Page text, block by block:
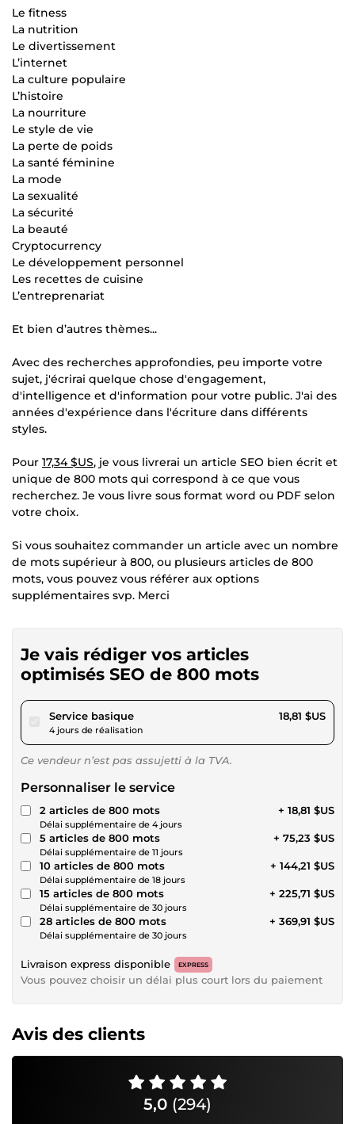
Le fitness
La nutrition
Le divertissement
L’internet
La culture populaire
L’histoire
La nourriture
Le style de vie
La perte de poids
La santé féminine
La mode
La sexualité
La sécurité
La beauté
Cryptocurrency
Le développement personnel
Les recettes de cuisine
L’entreprenariat
Et bien d’autres thèmes...
Avec des recherches approfondies, peu importe votre
sujet, j'écrirai quelque chose d'engagement,
d'intelligence et d'information pour votre public. J'ai des
années d'expérience dans l'écriture dans différents
styles.
Pour 17,34 $US, je vous livrerai un article SEO bien écrit et
unique de 800 mots qui correspond à ce que vous
recherchez. Je vous livre sous format word ou PDF selon
votre choix.
Si vous souhaitez commander un article avec un nombre
de mots supérieur à 800, ou plusieurs articles de 800
mots, vous pouvez vous référer aux options
supplémentaires svp. Merci
Je vais rédiger vos articles
optimisés SEO de 800 mots
Service basiquepour 17,34 $US
4 jours de réalisation
18,81 $US
Ce vendeur n’est pas assujetti à la TVA.
Personnaliser le service
2 articles de 800 mots
Délai supplémentaire de 4 jours
+ 18,81 $US
5 articles de 800 mots
Délai supplémentaire de 11 jours
+ 75,23 $US
10 articles de 800 mots
Délai supplémentaire de 18 jours
+ 144,21 $US
15 articles de 800 mots
Délai supplémentaire de 30 jours
+ 225,71 $US
28 articles de 800 mots
Délai supplémentaire de 30 jours
+ 369,91 $US
Livraison express disponible EXPRESS
Vous pouvez choisir un délai plus court lors du paiement
Avis des clients
5,0 (294)